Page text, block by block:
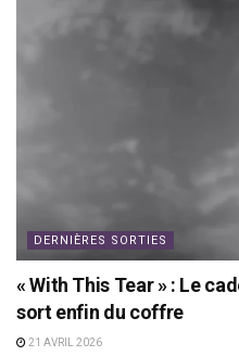
DERNIÈRES SORTIES
« With This Tear » : Le
sort enfin du coffre
21 AVRIL 2026